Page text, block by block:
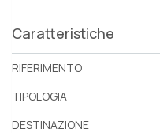
Caratteristiche
RIFERIMENTO
TIPOLOGIA
DESTINAZIONE